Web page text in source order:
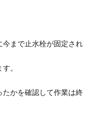
まで止水栓が固定され
。
たかを確認して作業は終